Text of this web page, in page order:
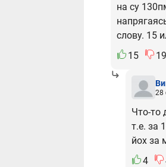
на су
слову. 15
15
19
28
Что-то
т.е. за
йох за
4